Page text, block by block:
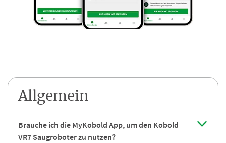
Allgemein
Brauche ich die MyKobold App, um den Kobold
VR7 Saugroboter zu nutzen?